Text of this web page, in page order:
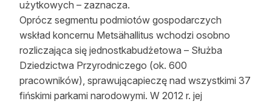
użytkowych – zaznacza.
Oprócz segmentu podmiotów gospodarczych
wskład koncernu Metsähallitus wchodzi osobno
rozliczająca się jednostkabudżetowa – Służba
Dziedzictwa Przyrodniczego (ok. 600
pracowników), sprawującapieczę nad wszystkimi 37
fińskimi parkami narodowymi. W 2012 r. jej